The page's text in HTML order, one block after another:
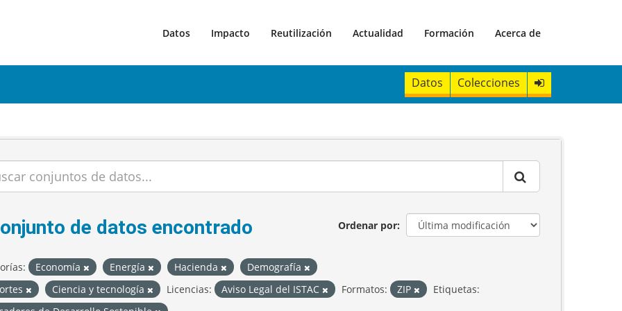
Datos Impacto Reutilización Actualidad Formación Acerca de
Datos Colecciones
Ordenar por
de datos encontrado
Economía Energía Hacienda
Demografía
Ciencia y tecnología Licencias: Aviso Legal del ISTAC Formatos: ZIP
Etiquetas: